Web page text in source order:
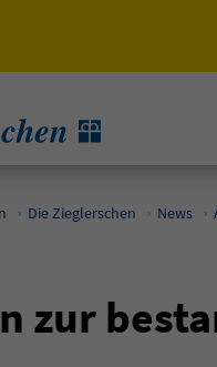
Die Zieglerschen News
zur